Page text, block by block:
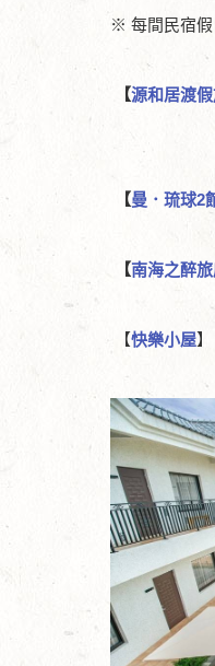
※ 每間民宿假
【源和居渡
【曼．琉球2
【南海之醉
【快樂小屋】